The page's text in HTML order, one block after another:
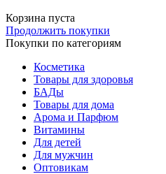
Корзина пуста
Продолжить покупки
Покупки по категориям
Косметика
Товары для здоровья
БАДы
Товары для дома
Арома и Парфюм
Витамины
Для детей
Для мужчин
Оптовикам